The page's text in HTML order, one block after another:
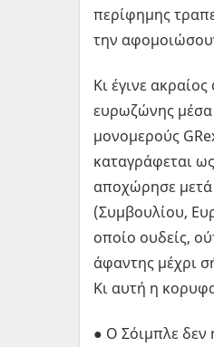
περίφημης
την
Κι έγινε
ευρωζώνης μέσα
μονομερούς
καταγράφεται
αποχώρησε μετά
(Συμβουλίου,
οποίο ουδείς,
άφαντης μέχρι
Κι αυτή η
● Ο Σόιμπλε δεν